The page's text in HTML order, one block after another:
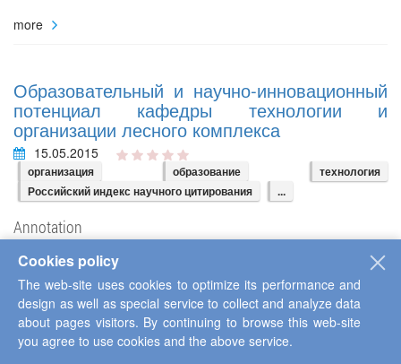
more
Образовательный и научно‐инновационный
потенциал кафедры технологии и
организации лесного комплекса
15.05.2015
организация образование
технология
Российский индекс научного цитирования
...
Annotation
в данной работе показано, что в Петрозаводском
государственном университете потенциал кафедры
технологии и оборудования лесного комплекса сформирован
за счет интеграции научной, образовательной и
инновационной деятельности.
Cookies policy
The web-site uses cookies to optimize its performance and
design as well as special service to collect and analyze data
about pages visitors. By continuing to browse this web-site
you agree to use cookies and the above service.